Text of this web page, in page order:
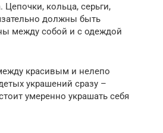
Цепочки, кольца, серьги,
должны быть
между собой и с одеждой
красивым и нелепо
украшений сразу –
умеренно украшать себя